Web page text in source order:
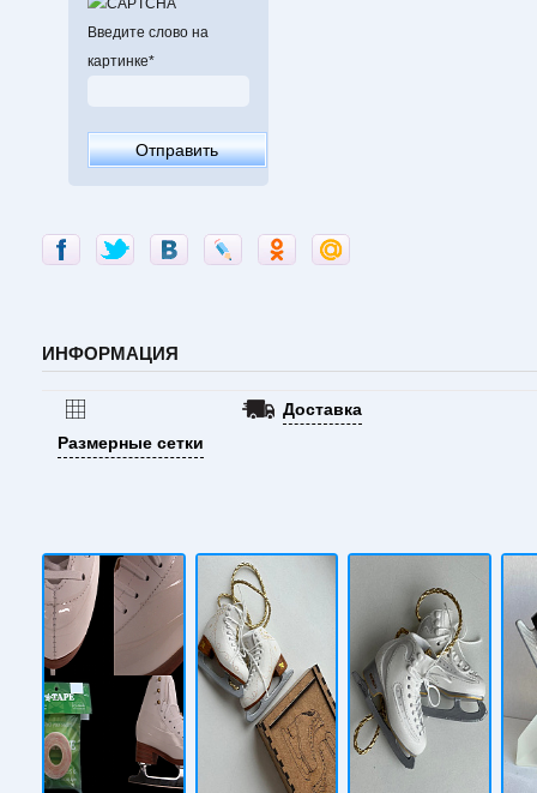
Введите слово на
картинке*
ИНФОРМАЦИЯ
Размерные сетки
Доставка